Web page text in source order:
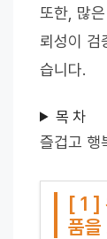
또한, 많
뢰성이 검
습니다.
목 차
즐겁고 행
[ 1 ]
품을